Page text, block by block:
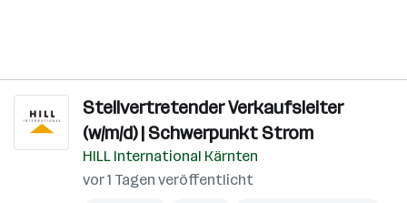
Stellvertretender Verkaufsleiter
(w/m/d) | Schwerpunkt Strom
HILL International Kärnten
vor 1 Tagen veröffentlicht